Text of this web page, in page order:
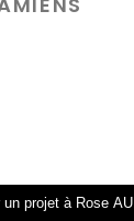
un projet à Rose AU.